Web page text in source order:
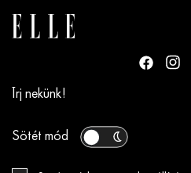
Írj nekünk!
Sötét mód